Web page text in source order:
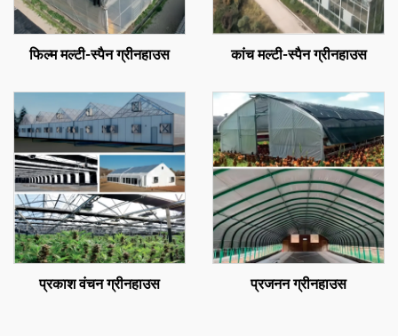
फिल्म मल्टी-स्पैन ग्रीनहाउस कांच मल्टी-स्पैन ग्रीनहाउस
प्रकाश वंचन ग्रीनहाउस प्रजनन ग्रीनहाउस